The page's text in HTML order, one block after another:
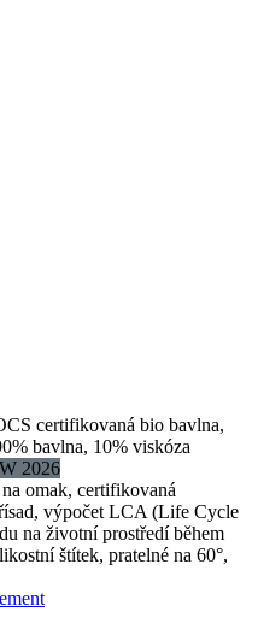
certifikovaná bio bavlna,
bavlna, 10% viskóza
2026
omak, certifikovaná
výpočet LCA (Life Cycle
na životní prostředí během
štítek, pratelné na 60°,